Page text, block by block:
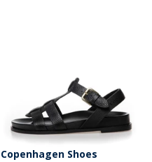
Copenhagen Shoes